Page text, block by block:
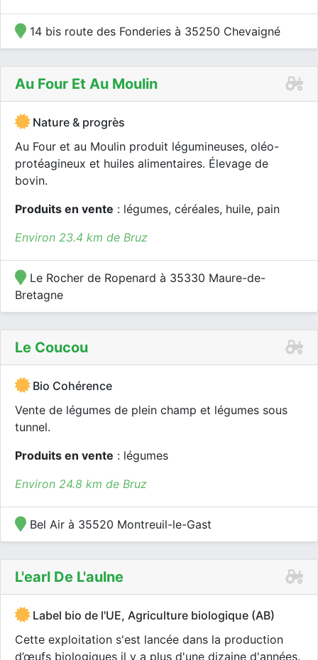
14 bis route des Fonderies à 35250 Chevaigné
Au Four Et Au Moulin
Nature & progrès
Au Four et au Moulin produit légumineuses, oléo-
protéagineux et huiles alimentaires. Élevage de
bovin.
Produits en vente : légumes, céréales, huile, pain
Environ 23.4 km de Bruz
Le Rocher de Ropenard à 35330 Maure-de-
Bretagne
Le Coucou
Bio Cohérence
Vente de légumes de plein champ et légumes sous
tunnel.
Produits en vente : légumes
Environ 24.8 km de Bruz
Bel Air à 35520 Montreuil-le-Gast
L'earl De L'aulne
Label bio de l'UE, Agriculture biologique (AB)
Cette exploitation s'est lancée dans la production
d’œufs biologiques il y a plus d'une dizaine d'années.